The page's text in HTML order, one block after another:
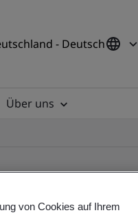
- Deutsch
Über uns
von Cookies auf Ihrem